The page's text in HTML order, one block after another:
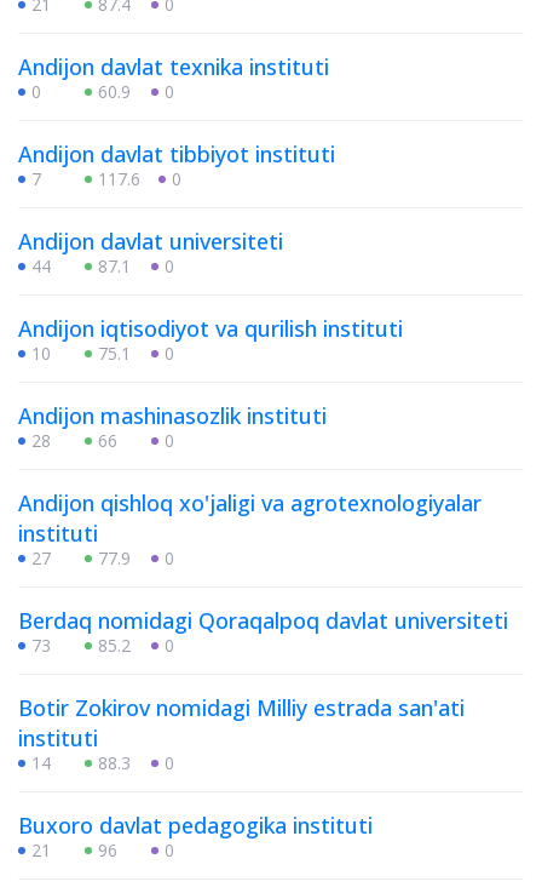
Andijon davlat texnika instituti
0 60.9 0
Andijon davlat tibbiyot instituti
7 117.6 0
Andijon davlat universiteti
44 87.1 0
Andijon iqtisodiyot va qurilish instituti
10 75.1 0
Andijon mashinasozlik instituti
28 66 0
Andijon qishloq xo'jaligi va agrotexnologiyalar
instituti
27 77.9 0
Berdaq nomidagi Qoraqalpoq davlat universiteti
73 85.2 0
Botir Zokirov nomidagi Milliy estrada san'ati
instituti
14 88.3 0
Buxoro davlat pedagogika instituti
21 96 0